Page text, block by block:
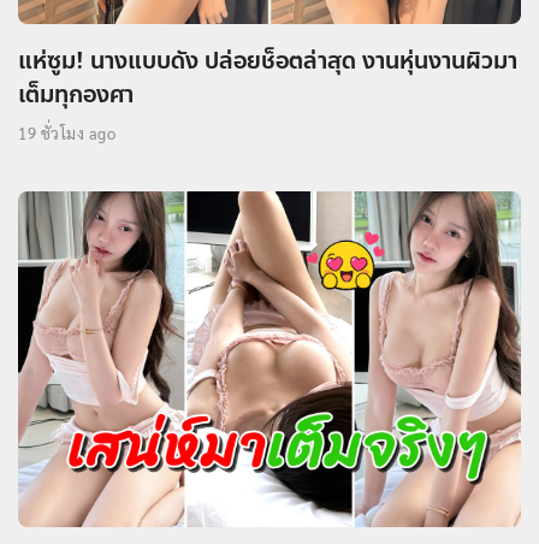
แห่ซูม! นางแบบดัง ปล่อยช็อตล่าสุด งานหุ่นงานผิวมา
เต็มทุกองศา
19 ชั่วโมง ago